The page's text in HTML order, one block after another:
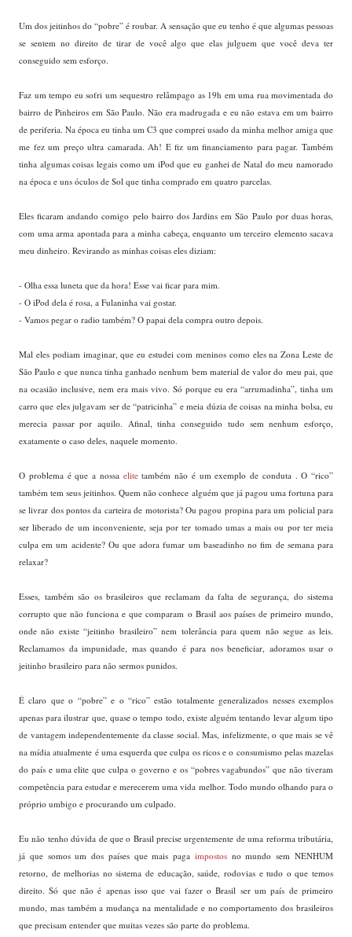
Um dos jeitinhos do “pobre” é roubar. A sensação que eu tenho é que algumas pessoas
se sentem no direito de tirar de você algo que elas julguem que você deva ter
conseguido sem esforço.
Faz um tempo eu sofri um sequestro relâmpago as 19h em uma rua movimentada do
bairro de Pinheiros em São Paulo. Não era madrugada e eu não estava em um bairro
de periferia. Na época eu tinha um C3 que comprei usado da minha melhor amiga que
me fez um preço ultra camarada. Ah! E fiz um financiamento para pagar. Também
tinha algumas coisas legais como um iPod que eu ganhei de Natal do meu namorado
na época e uns óculos de Sol que tinha comprado em quatro parcelas.
Eles ficaram andando comigo pelo bairro dos Jardins em São Paulo por duas horas,
com uma arma apontada para a minha cabeça, enquanto um terceiro elemento sacava
meu dinheiro. Revirando as minhas coisas eles diziam:
- Olha essa luneta que da hora! Esse vai ficar para mim.
- O iPod dela é rosa, a Fulaninha vai gostar.
- Vamos pegar o radio também? O papai dela compra outro depois.
Mal eles podiam imaginar, que eu estudei com meninos como eles na Zona Leste de
São Paulo e que nunca tinha ganhado nenhum bem material de valor do meu pai, que
na ocasião inclusive, nem era mais vivo. Só porque eu era “arrumadinha”, tinha um
carro que eles julgavam ser de “patricinha” e meia dúzia de coisas na minha bolsa, eu
merecia passar por aquilo. Afinal, tinha conseguido tudo sem nenhum esforço,
exatamente o caso deles, naquele momento.
O problema é que a nossa elitetambém não é um exemplo de conduta . O “rico”
também tem seus jeitinhos. Quem não conhece alguém que já pagou uma fortuna para
se livrar dos pontos da carteira de motorista? Ou pagou propina para um policial para
ser liberado de um inconveniente, seja por ter tomado umas a mais ou por ter meia
culpa em um acidente? Ou que adora fumar um baseadinho no fim de semana para
relaxar?
Esses, também são os brasileiros que reclamam da falta de segurança, do sistema
corrupto que não funciona e que comparam o Brasil aos países de primeiro mundo,
onde não existe “jeitinho brasileiro” nem tolerância para quem não segue as leis.
Reclamamos da impunidade, mas quando é para nos beneficiar, adoramos usar o
jeitinho brasileiro para não sermos punidos.
É claro que o “pobre” e o “rico” estão totalmente generalizados nesses exemplos
apenas para ilustrar que, quase o tempo todo, existe alguém tentando levar algum tipo
de vantagem independentemente da classe social. Mas, infelizmente, o que mais se vê
na mídia atualmente é uma esquerda que culpa os ricos e o consumismo pelas mazelas
do país e uma elite que culpa o governo e os “pobres vagabundos” que não tiveram
competência para estudar e merecerem uma vida melhor. Todo mundo olhando para o
próprio umbigo e procurando um culpado.
Eu não tenho dúvida de que o Brasil precise urgentemente de uma reforma tributária,
já que somos um dos países que mais paga impostosno mundo sem NENHUM
retorno, de melhorias no sistema de educação, saúde, rodovias e tudo o que temos
direito. Só que não é apenas isso que vai fazer o Brasil ser um país de primeiro
mundo, mas também a mudança na mentalidade e no comportamento dos brasileiros
que precisam entender que muitas vezes são parte do problema.